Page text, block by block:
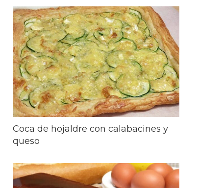
Coca de hojaldre con calabacines y
queso